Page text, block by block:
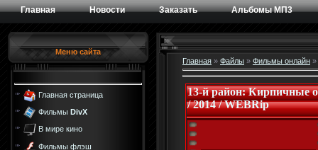
Главная Новости Заказать Альбомы МП3
Меню сайта
Главная страница
Фильмы DivX
В мире кино
Фильмы флэш
Главная » Файлы » Фильмы онлайн »
13-й район: Кирпичные
/ 2014 / WEBRip